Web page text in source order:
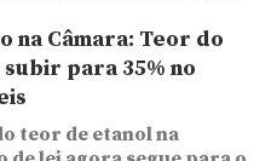
na Câmara: Teor do
para 35% no
teor de etanol na